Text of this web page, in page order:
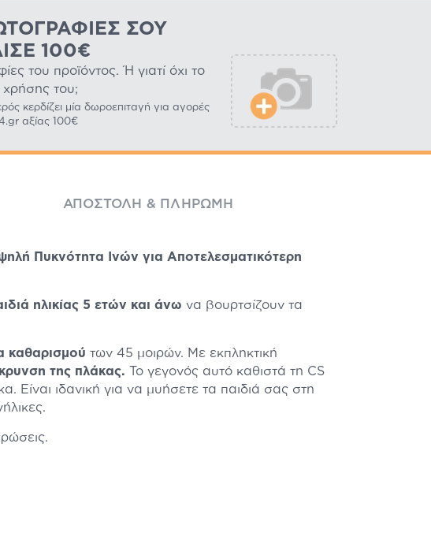
ΣΟΥ
100€
του προϊόντος. Ή γιατί όχι το
του;
κερδίζει μία δωροεπιταγή για αγορές
αξίας 100€
ΑΠΟΣΤΟΛΉ & ΠΛΗΡΩΜΉ
Πυκνότητα Ινών για Αποτελεσματικότερη
ηλικίας 5 ετών και άνω να βουρτσίζουν τα
καθαρισμού των 45 μοιρών. Με εκπληκτική
της πλάκας. Το γεγονός αυτό καθιστά τη CS
Είναι ιδανική για να μυήσετε τα παιδιά σας στη